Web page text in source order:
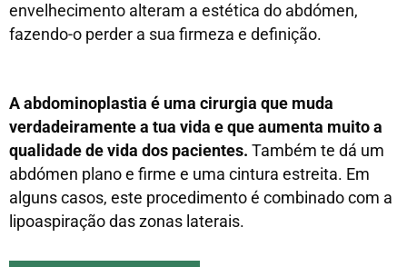
envelhecimento alteram a estética do abdómen,
fazendo-o perder a sua firmeza e definição.
A abdominoplastia é uma cirurgia que muda
verdadeiramente a tua vida e que aumenta muito a
qualidade de vida dos pacientes. Também te dá um
abdómen plano e firme e uma cintura estreita. Em
alguns casos, este procedimento é combinado com a
lipoaspiração das zonas laterais.